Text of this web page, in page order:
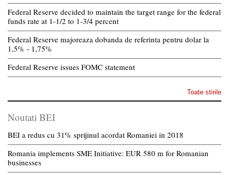
Federal Reserve decided to maintain the target range for the federal
funds rate at 1-1/2 to 1-3/4 percent
Federal Reserve majoreaza dobanda de referinta pentru dolar la
1,5% - 1,75%
Federal Reserve issues FOMC statement
Toate stirile
Noutati BEI
BEI a redus cu 31% sprijinul acordat Romaniei in 2018
Romania implements SME Initiative: EUR 580 m for Romanian
businesses